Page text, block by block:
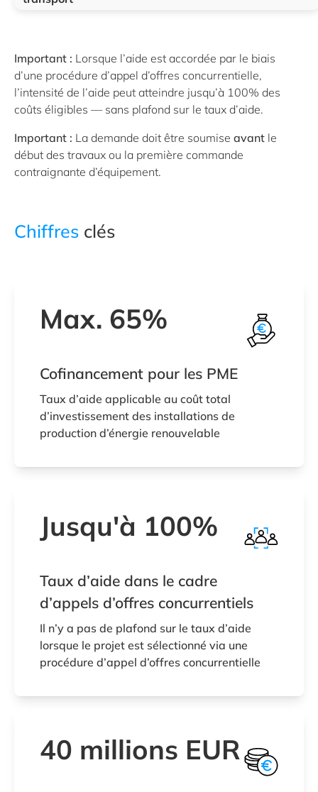
Important : Lorsque l’aide est accordée par le biais
d’une procédure d’appel d’offres concurrentielle,
l’intensité de l’aide peut atteindre jusqu’à 100% des
coûts éligibles — sans plafond sur le taux d’aide.
Important : La demande doit être soumise avant le
début des travaux ou la première commande
contraignante d’équipement.
Chiffres clés
Max. 65%
Cofinancement pour les PME
Taux d’aide applicable au coût total
d’investissement des installations de
production d’énergie renouvelable
Jusqu'à 100%
Taux d’aide dans le cadre
d’appels d’offres concurrentiels
Il n’y a pas de plafond sur le taux d’aide
lorsque le projet est sélectionné via une
procédure d’appel d’offres concurrentielle
40 millions EUR